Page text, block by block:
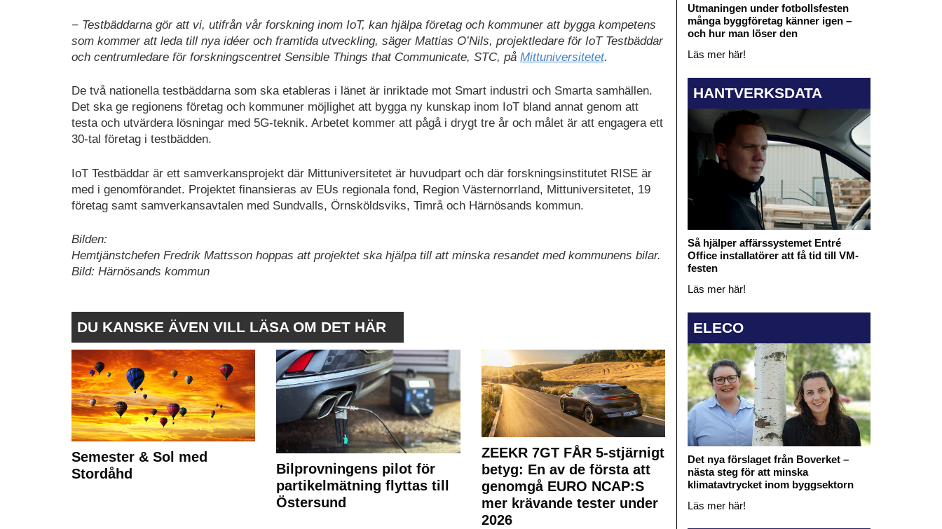
− Testbäddarna gör att vi, utifrån vår forskning inom IoT, kan hjälpa företag och kommuner att bygga kompetens
som kommer att leda till nya idéer och framtida utveckling, säger Mattias O’Nils, projektledare för IoT Testbäddar
och centrumledare för forskningscentret Sensible Things that Communicate, STC, på Mittuniversitetet.
De två nationella testbäddarna som ska etableras i länet är inriktade mot Smart industri och Smarta samhällen.
Det ska ge regionens företag och kommuner möjlighet att bygga ny kunskap inom IoT bland annat genom att
testa och utvärdera lösningar med 5G-teknik. Arbetet kommer att pågå i drygt tre år och målet är att engagera ett
30-tal företag i testbädden.
IoT Testbäddar är ett samverkansprojekt där Mittuniversitetet är huvudpart och där forskningsinstitutet RISE är
med i genomförandet. Projektet finansieras av EUs regionala fond, Region Västernorrland, Mittuniversitetet, 19
företag samt samverkansavtalen med Sundvalls, Örnsköldsviks, Timrå och Härnösands kommun.
Bilden:
Hemtjänstchefen Fredrik Mattsson hoppas att projektet ska hjälpa till att minska resandet med kommunens bilar.
Bild: Härnösands kommun
DU KANSKE ÄVEN VILL LÄSA OM DET HÄR
Semester & Sol med
Stordåhd
Bilprovningens pilot för
partikelmätning flyttas till
Östersund
ZEEKR 7GT FÅR 5-stjärnigt
betyg: En av de första att
genomgå EURO NCAP:S
mer krävande tester under
2026
Utmaningen under fotbollsfesten
många byggföretag känner igen –
och hur man löser den
Läs mer här!
HANTVERKSDATA
Så hjälper affärssystemet Entré
Office installatörer att få tid till VM-
festen
Läs mer här!
ELECO
Det nya förslaget från Boverket –
nästa steg för att minska
klimatavtrycket inom byggsektorn
Läs mer här!